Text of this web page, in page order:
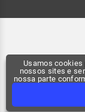
Usamos cookies
nossos sites e
nossa parte